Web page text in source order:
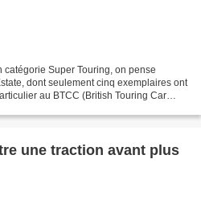
catégorie Super Touring, on pense
dont seulement cinq exemplaires ont
au BTCC (British Touring Car
une traction avant plus